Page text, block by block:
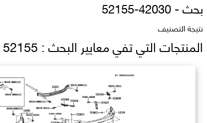
بحث -52155-42030
نتيجة التصنيف
المنتجات التي تفي معايير البحث : 52155 42030